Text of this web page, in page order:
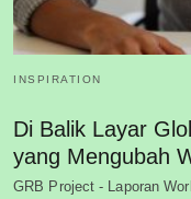
INSPIRATION
Di Balik Layar
yang Mengubah
GRB Project - Laporan